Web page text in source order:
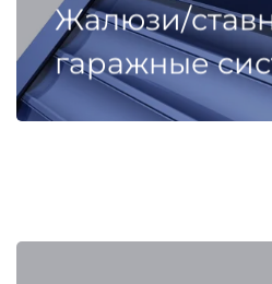
Жалюзи/
гаражные